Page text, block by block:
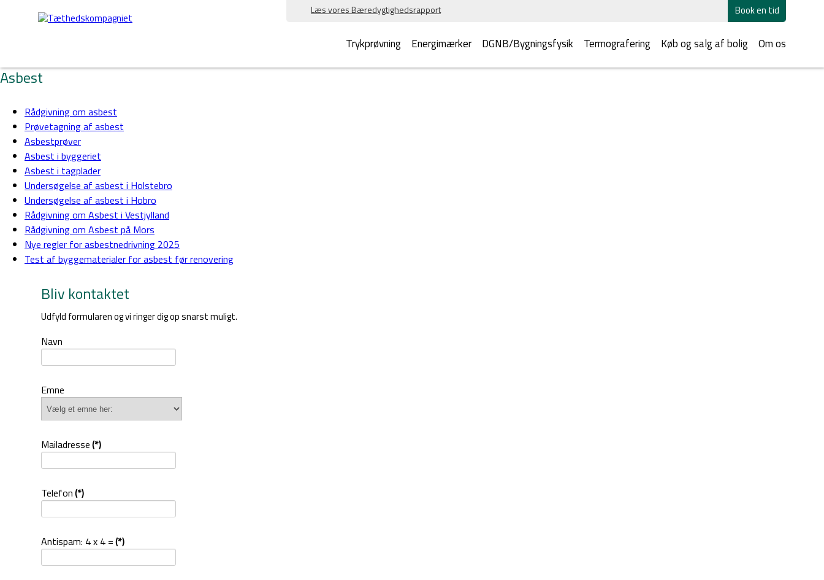
Læs vores Bæredygtighedsrapport Book en tid
Trykprøvning Energimærker DGNB/Bygningsfysik Termografering Køb og salg af bolig Om os
Asbest
Rådgivning om asbest
Prøvetagning af asbest
Asbestprøver
Asbest i byggeriet
Asbest i tagplader
Undersøgelse af asbest i Holstebro
Undersøgelse af asbest i Hobro
Rådgivning om Asbest i Vestjylland
Rådgivning om Asbest på Mors
Nye regler for asbestnedrivning 2025
Test af byggematerialer for asbest før renovering
Bliv kontaktet
Udfyld formularen og vi ringer dig op snarst muligt.
Navn
Emne
Mailadresse(*)
Telefon(*)
Antispam: 4 x 4 =(*)